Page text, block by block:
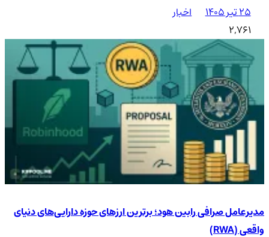
۲۵ تیر ۱۴۰۵
اخبار
2,761
مدیرعامل صرافی رابین هود؛ برترین ارزهای حوزه دارایی‌های دنیای
واقعی (RWA)